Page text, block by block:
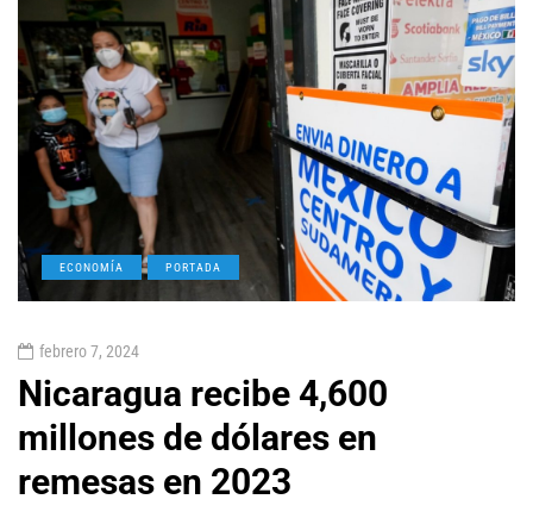
ECONOMÍA PORTADA
febrero 7, 2024
Nicaragua recibe 4,600
millones de dólares en
remesas en 2023